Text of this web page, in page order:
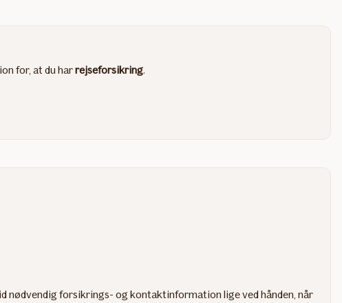
for, at du harrejseforsikring.
nødvendig forsikrings- og kontaktinformation lige ved hånden, når